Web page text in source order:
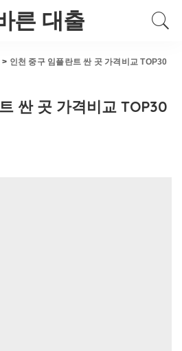
른 대출
> 인천 중구 임플란트 싼 곳 가격비교 TOP30
싼 곳 가격비교 TOP30